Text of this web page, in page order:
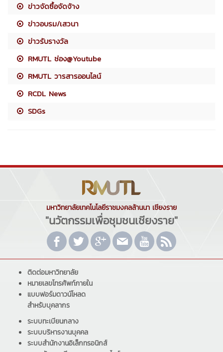
ข่าวจัดซื้อจัดจ้าง
ข่าวอบรม/เสวนา
ข่าวรับรางวัล
RMUTL ช่อง@Youtube
RMUTL วารสารออนไลน์
RCDL News
SDGs
มหาวิทยาลัยเทคโนโลยีราชมงคลล้านนา เชียงราย
"นวัตกรรมเพื่อชุมชนเชียงราย"
ติดต่อมหาวิทยาลัย
หมายเลขโทรศัพท์ภายใน
แบบฟอร์มดาวน์โหลด
สำหรับบุคลากร
ระบบทะเบียนกลาง
ระบบบริหารงานบุคคล
ระบบสำนักงานอิเล็กทรอนิกส์